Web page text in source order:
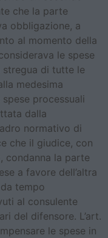
che la parte
obbligazione, a
al momento della
le spese
di tutte le
medesima
processuali
dalla
normativo di
che il giudice, con
condanna la parte
a favore dell’altra
tempo
al consulente
del difensore. L’art.
le spese in